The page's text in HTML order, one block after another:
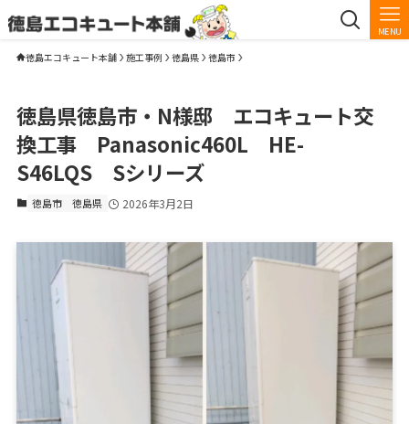
MENU
徳島エコキュート本舗 施工事例 徳島県 徳島市
徳島県徳島市・N様邸 エコキュート交
換工事 Panasonic460L HE-
S46LQS Sシリーズ
徳島市 徳島県 2026年3月2日